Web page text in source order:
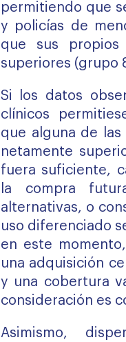
permitiendo que
y policías de
que sus propios
superiores (grupo
Si los datos
clínicos
que alguna de
netamente
fuera suficiente,
la compra
alternativas, o
uso diferenciado
en este
una adquisición
y una cobertura
consideración es
Asimismo,